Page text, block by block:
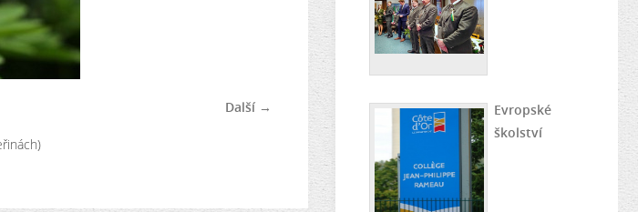
Další →
Evropské
školství